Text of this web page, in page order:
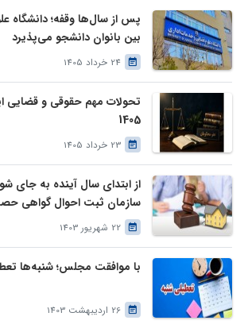
پس از سال‌ها وقفه؛ دانشگاه
بین بانوان دانشجو می‌پذیرد
24 خرداد 1405
1405
23 خرداد 1405
از ابتدای سال آینده به جای
سازمان ثبت احوال گواهی
درخواست وراث صادر خواهد کرد
22 شهریور 1403
با موافقت مجلس؛ شنبه‌ها
26 اردیبهشت 1403